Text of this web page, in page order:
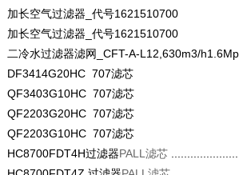
加长空气过滤器_代号1621510700
加长空气过滤器_代号1621510700
二冷水过滤器滤网_CFT-A-L12,630m3/
DF3414G20HC 707滤芯
QF3403G10HC 707滤芯
QF2203G20HC 707滤芯
QF2203G10HC 707滤芯
HC8700FDT4H过滤器PALL滤芯